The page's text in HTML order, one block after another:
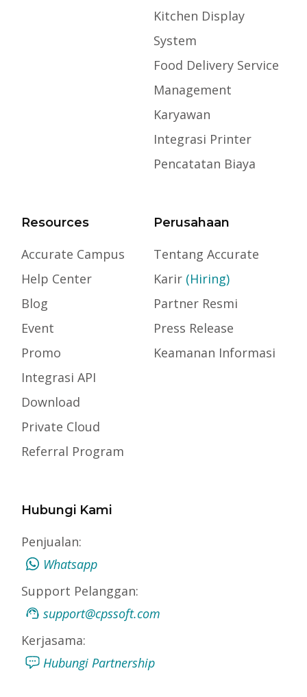
Kitchen Display
System
Food Delivery Service
Management
Karyawan
Integrasi Printer
Pencatatan Biaya
Resources
Accurate Campus
Help Center
Blog
Event
Promo
Integrasi API
Download
Private Cloud
Referral Program
Perusahaan
Tentang Accurate
Karir (Hiring)
Partner Resmi
Press Release
Keamanan Informasi
Hubungi Kami
Penjualan:
Whatsapp
Support Pelanggan:
support@cpssoft.com
Kerjasama:
Hubungi Partnership